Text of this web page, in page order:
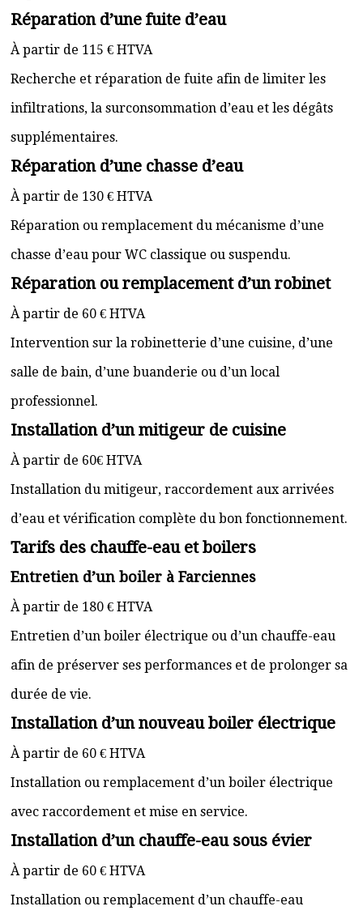
Réparation d’une fuite d’eau
À partir de 115 € HTVA
Recherche et réparation de fuite afin de limiter les
infiltrations, la surconsommation d’eau et les dégâts
supplémentaires.
Réparation d’une chasse d’eau
À partir de 130 € HTVA
Réparation ou remplacement du mécanisme d’une
chasse d’eau pour WC classique ou suspendu.
Réparation ou remplacement d’un robinet
À partir de 60 € HTVA
Intervention sur la robinetterie d’une cuisine, d’une
salle de bain, d’une buanderie ou d’un local
professionnel.
Installation d’un mitigeur de cuisine
À partir de 60€ HTVA
Installation du mitigeur, raccordement aux arrivées
d’eau et vérification complète du bon fonctionnement.
Tarifs des chauffe-eau et boilers
Entretien d’un boiler à Farciennes
À partir de 180 € HTVA
Entretien d’un boiler électrique ou d’un chauffe-eau
afin de préserver ses performances et de prolonger sa
durée de vie.
Installation d’un nouveau boiler électrique
À partir de 60 € HTVA
Installation ou remplacement d’un boiler électrique
avec raccordement et mise en service.
Installation d’un chauffe-eau sous évier
À partir de 60 € HTVA
Installation ou remplacement d’un chauffe-eau